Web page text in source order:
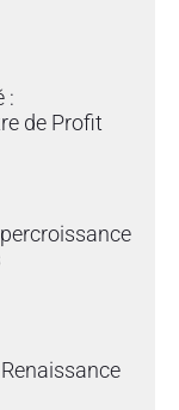
:
de Profit